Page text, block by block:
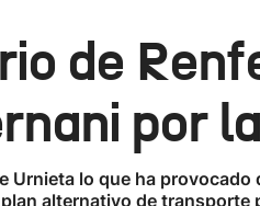
de
por
Urnieta lo que ha
alternativo de transporte